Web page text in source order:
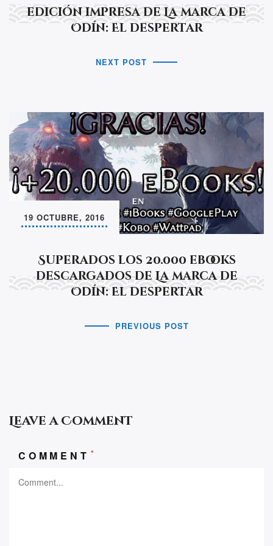
edición impresa de La marca de
Odín: El despertar
NEXT POST
Superados los 20.000 ebooks
descargados de La marca de
Odín: El despertar
19 OCTUBRE, 2016
PREVIOUS POST
Leave a Comment
COMMENT *